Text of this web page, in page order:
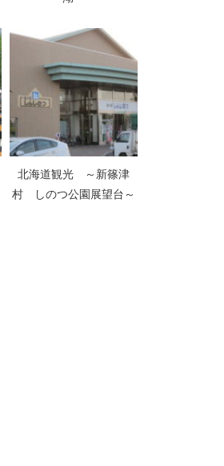
北海道観光 ～新篠津
村 しのつ公園展望台～